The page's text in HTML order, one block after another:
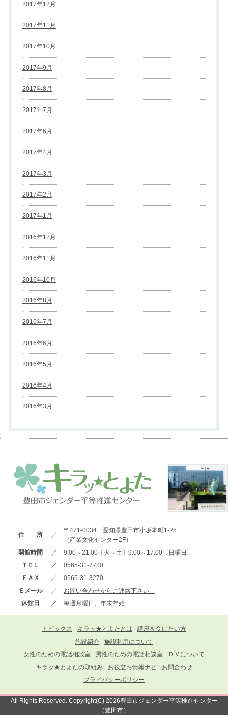
2017年12月
2017年11月
2017年10月
2017年9月
2017年8月
2017年7月
2017年6月
2017年4月
2017年3月
2017年2月
2017年1月
2016年12月
2016年11月
2016年10月
2016年8月
2016年7月
2016年6月
2016年5月
2016年4月
2016年3月
住 所 ／
〒471-0034 愛知県豊田市小坂本町1-25
（産業文化センター2F）
開館時間
／
9:00～21:00〔火～土〕9:00～17:00〔日曜日〕
ＴＥＬ
／
0565-31-7780
ＦＡＸ
／
0565-31-3270
Ｅメール
／
お問い合わせからご連絡下さい。
休館日
／ 毎週月曜日、年末年始
トピックス キラッ★とよたとは
講座を受けたい方
施設紹介
施設利用について
女性のための電話相談室
男性のための電話相談室
ＤＶについて
キラッ★とよたの取組み
お役立ち情報ナビ
お問合わせ
プライバシーポリシー
All Rights Reserved. Copyright(C) 2026豊田市ジェンダー平等推進センター
（豊田市）